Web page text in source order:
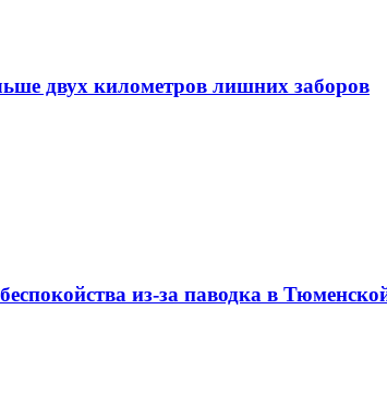
двух километров лишних заборов
из-за паводка в